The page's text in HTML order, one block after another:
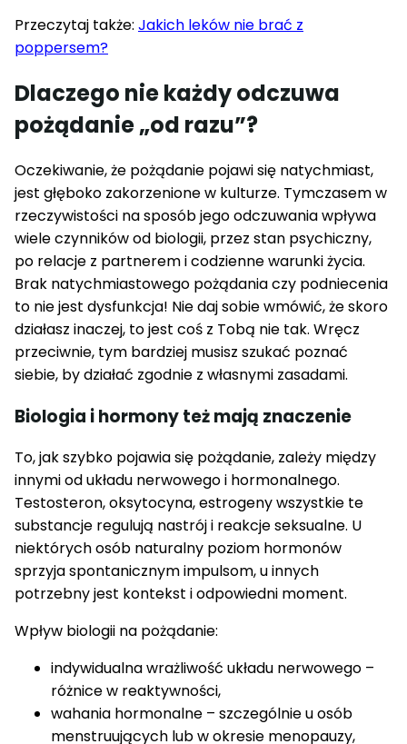
Przeczytaj także: Jakich leków nie brać z
poppersem?
Dlaczego nie każdy odczuwa
pożądanie „od razu”?
Oczekiwanie, że pożądanie pojawi się natychmiast,
jest głęboko zakorzenione w kulturze. Tymczasem w
rzeczywistości na sposób jego odczuwania wpływa
wiele czynników od biologii, przez stan psychiczny,
po relacje z partnerem i codzienne warunki życia.
Brak natychmiastowego pożądania czy podniecenia
to nie jest dysfunkcja! Nie daj sobie wmówić, że skoro
działasz inaczej, to jest coś z Tobą nie tak. Wręcz
przeciwnie, tym bardziej musisz szukać poznać
siebie, by działać zgodnie z własnymi zasadami.
Biologia i hormony też mają znaczenie
To, jak szybko pojawia się pożądanie, zależy między
innymi od układu nerwowego i hormonalnego.
Testosteron, oksytocyna, estrogeny wszystkie te
substancje regulują nastrój i reakcje seksualne. U
niektórych osób naturalny poziom hormonów
sprzyja spontanicznym impulsom, u innych
potrzebny jest kontekst i odpowiedni moment.
Wpływ biologii na pożądanie:
indywidualna wrażliwość układu nerwowego –
różnice w reaktywności,
wahania hormonalne – szczególnie u osób
menstruujących lub w okresie menopauzy,